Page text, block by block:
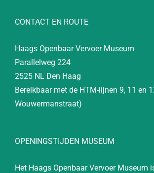
CONTACT EN ROUTE
Haags Openbaar Vervoer Museum
Parallelweg 224
2525 NL Den Haag
Bereikbaar met de HTM-lijnen 9, 11 en
Wouwermanstraat)
OPENINGSTIJDEN MUSEUM
Het Haags Openbaar Vervoer Museum